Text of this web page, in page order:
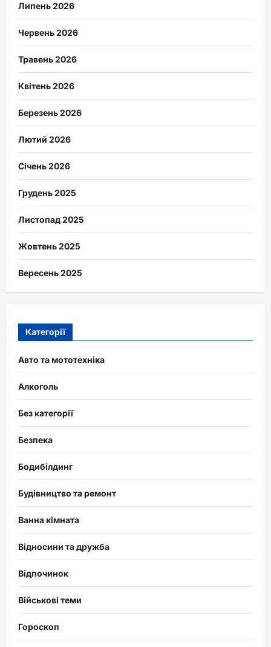
Липень 2026
Червень 2026
Травень 2026
Квітень 2026
Березень 2026
Лютий 2026
Січень 2026
Грудень 2025
Листопад 2025
Жовтень 2025
Вересень 2025
Категорії
Авто та мототехніка
Алкоголь
Без категорії
Безпека
Бодибілдинг
Будівництво та ремонт
Ванна кімната
Відносини та дружба
Відпочинок
Військові теми
Гороскоп